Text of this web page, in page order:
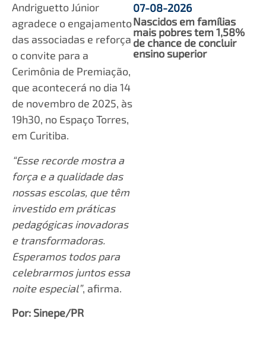
Andriguetto Júnior
agradece o engajamento
das associadas e reforça
o convite para a
Cerimônia de Premiação,
que acontecerá no dia 14
de novembro de 2025, às
19h30, no Espaço Torres,
em Curitiba.
“Esse recorde mostra a
força e a qualidade das
nossas escolas, que têm
investido em práticas
pedagógicas inovadoras
e transformadoras.
Esperamos todos para
celebrarmos juntos essa
noite especial”, afirma.
Por: Sinepe/PR
07-08-2026
Nascidos em famílias
mais pobres tem 1,58%
de chance de concluir
ensino superior